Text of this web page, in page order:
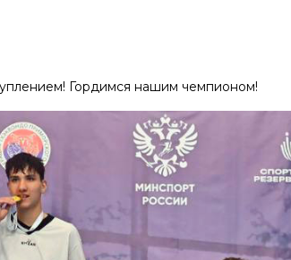
Гордимся нашим чемпионом!